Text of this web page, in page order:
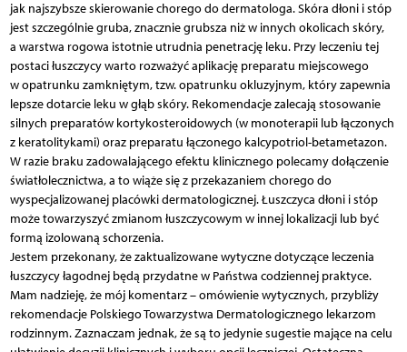
jak najszybsze skierowanie chorego do dermatologa. Skóra dłoni i stóp
jest szczególnie gruba, znacznie grubsza niż w innych okolicach skóry,
a warstwa rogowa istotnie utrudnia penetrację leku. Przy leczeniu tej
postaci łuszczycy warto rozważyć aplikację preparatu miejscowego
w opatrunku zamkniętym, tzw. opatrunku okluzyjnym, który zapewnia
lepsze dotarcie leku w głąb skóry. Rekomendacje zalecają stosowanie
silnych preparatów kortykosteroidowych (w monoterapii lub łączonych
z keratolitykami) oraz preparatu łączonego kalcypotriol-betametazon.
W razie braku zadowalającego efektu klinicznego polecamy dołączenie
światłolecznictwa, a to wiąże się z przekazaniem chorego do
wyspecjalizowanej placówki dermatologicznej. Łuszczyca dłoni i stóp
może towarzyszyć zmianom łuszczycowym w innej lokalizacji lub być
formą izolowaną schorzenia.
Jestem przekonany, że zaktualizowane wytyczne dotyczące leczenia
łuszczycy łagodnej będą przydatne w Państwa codziennej praktyce.
Mam nadzieję, że mój komentarz – omówienie wytycznych, przybliży
rekomendacje Polskiego Towarzystwa Dermatologicznego lekarzom
rodzinnym. Zaznaczam jednak, że są to jedynie sugestie mające na celu